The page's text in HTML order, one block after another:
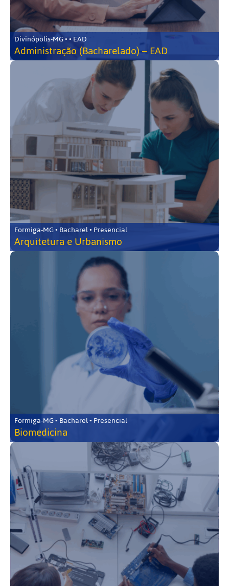
Divinópolis-MG • • EAD
Administração (Bacharelado) – EAD
Formiga-MG • Bacharel • Presencial
Arquitetura e Urbanismo
Formiga-MG • Bacharel • Presencial
Biomedicina